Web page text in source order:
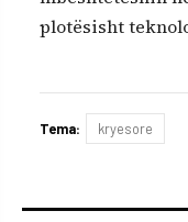
plotësisht
Tema: kryesore